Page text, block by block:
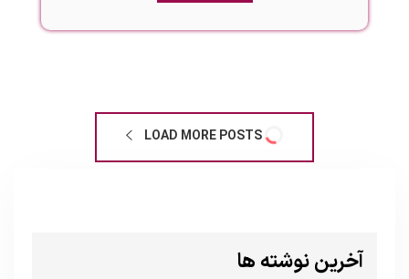
آخرین نوشته ها